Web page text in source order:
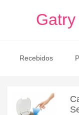
Gatry
Recebidos